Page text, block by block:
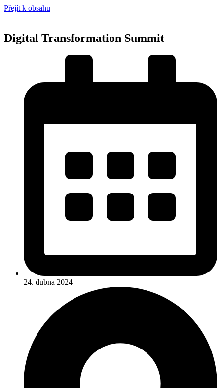
Přejít k obsahu
Digital Transformation Summit
24. dubna 2024